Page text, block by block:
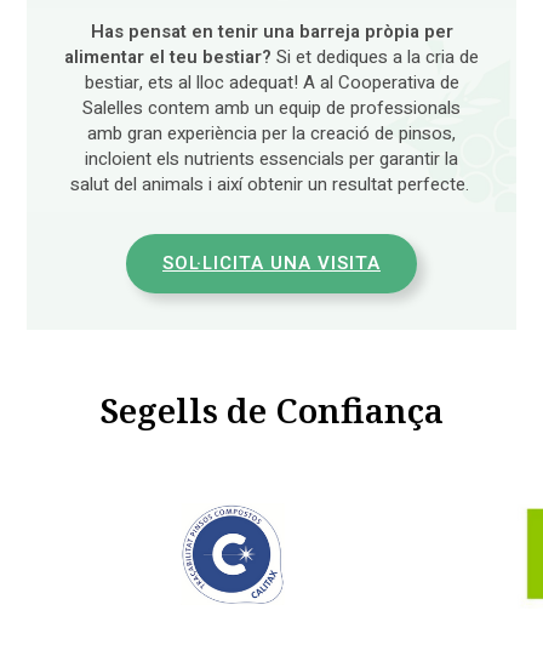
Has pensat en tenir una barreja pròpia per
alimentar el teu bestiar? Si et dediques a la cria de
bestiar, ets al lloc adequat! A al Cooperativa de
Salelles contem amb un equip de professionals
amb gran experiència per la creació de pinsos,
incloient els nutrients essencials per garantir la
salut del animals i així obtenir un resultat perfecte.
SOL·LICITA UNA VISITA
Segells de Confiança